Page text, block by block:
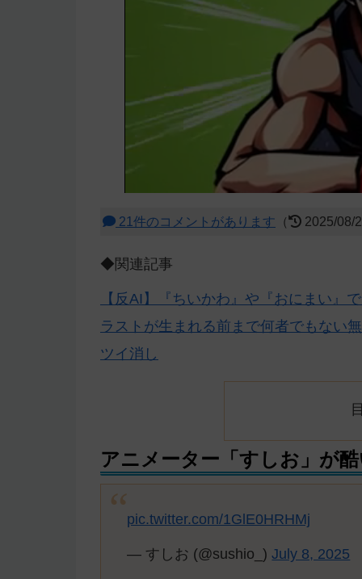
21件のコメントがあります （ 2025/08/
◆関連記事
【反AI】『ちいかわ』や『おにまい』
ラストが生まれる前まで何者でもない
ツイ消し
アニメーター「すしお」が
pic.twitter.com/1GlE0HRHMj
— すしお (@sushio_)July 8, 2025